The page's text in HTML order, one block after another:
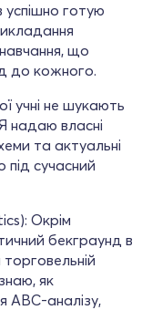
успішно готую
що
до кожного.
учні не шукають
надаю власні
та актуальні
під сучасний
Окрім
бекграунд в
як
ABC-аналізу,